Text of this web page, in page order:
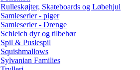
Rulleskøjter, Skateboards og Løbehjul
Samleserier - piger
Samleserier - Drenge
Schleich dyr og tilbehør
Spil & Puslespil
Squishmallows
Sylvanian Families